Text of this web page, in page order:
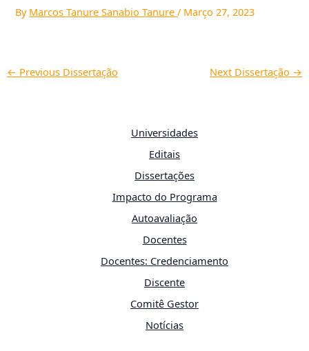
By Marcos Tanure Sanabio Tanure/ Março 27, 2023
← Previous Dissertação Next Dissertação →
Universidades
Editais
Dissertações
Impacto do Programa
Autoavaliação
Docentes
Docentes: Credenciamento
Discente
Comitê Gestor
Notícias